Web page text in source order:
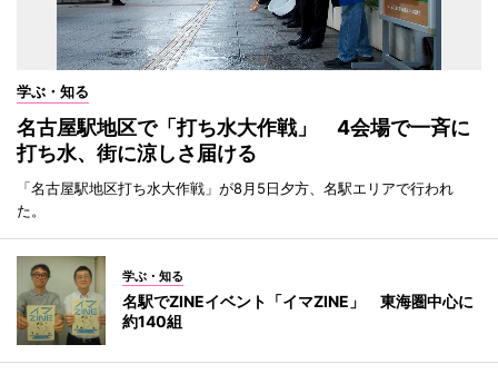
学ぶ・知る
名古屋駅地区で「打ち水大作戦」 4会場で一斉に
打ち水、街に涼しさ届ける
「名古屋駅地区打ち水大作戦」が8月5日夕方、名駅エリアで行われ
た。
学ぶ・知る
名駅でZINEイベント「イマZINE」 東海圏中心に
約140組